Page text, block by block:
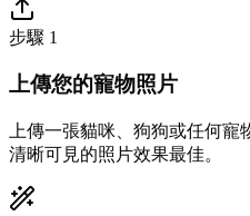
步驟 1
上傳您的寵物照片
上傳一張貓咪、狗狗或任何
清晰可見的照片效果最佳。